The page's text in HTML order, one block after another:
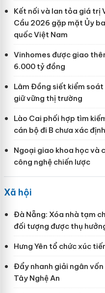
Kết nối và lan tỏa giá trị
Cầu 2026 gặp mặt Ủy
quốc Việt Nam
Vinhomes được giao
6.000 tỷ đồng
Lâm Đồng siết kiểm
giữ vững thị trường
Lào Cai phối hợp tìm
cán bộ đi B chưa xác
Ngoại giao khoa học và
công nghệ chiến lược
Xã hội
Đà Nẵng: Xóa nhà tạm
đối tượng được thụ
Hưng Yên tổ chức xúc
Đẩy nhanh giải ngân
Tây Nghệ An